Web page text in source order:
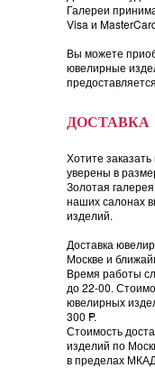
Галереи
Visa и
Вы можете
ювелирные
ДОСТАВКА
Хотите
уверены в
Золотая
наших салонах
изделий.
Доставка
Москве и
Время работы
до 22-00.
ювелирных
300 =
P.
Стоимость
изделий по
в пределах